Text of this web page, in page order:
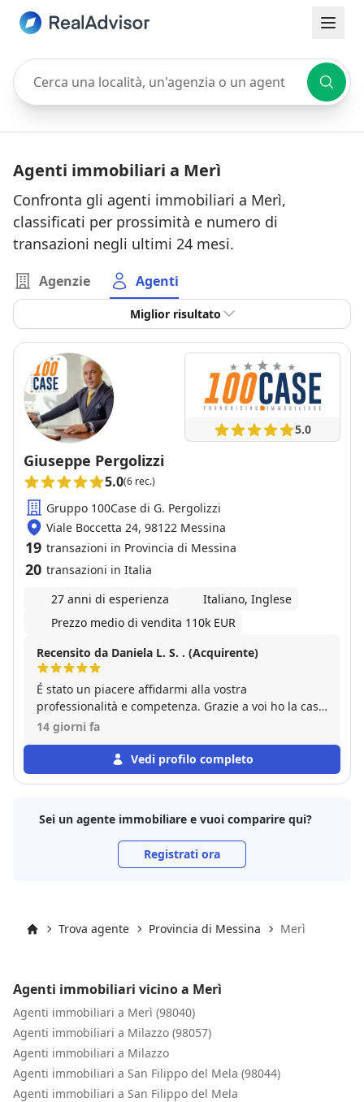
Cerca una località, un'agenzia o un agente
Agenti immobiliari a Merì
Confronta gli agenti immobiliari a Merì,
classificati per prossimità e numero di
transazioni negli ultimi 24 mesi.
Agenzie Agenti
Miglior risultato
5.0
Giuseppe Pergolizzi
5.0(6 rec.)
Gruppo 100Case di G. Pergolizzi
Viale Boccetta 24, 98122 Messina
19 transazioni in Provincia di Messina
20 transazioni in Italia
27 anni di esperienza
Italiano, Inglese
Prezzo medio di vendita 110k EUR
Recensito da Daniela L. S. . (Acquirente)
É stato un piacere affidarmi alla vostra
professionalità e competenza. Grazie a voi ho la casa
che desideravo.
14 giorni fa
Vedi profilo completo
Sei un agente immobiliare e vuoi comparire qui?
Registrati ora
Trova agente Provincia di Messina Merì
Agenti immobiliari vicino a Merì
Agenti immobiliari a Merì (98040)
Agenti immobiliari a Milazzo (98057)
Agenti immobiliari a Milazzo
Agenti immobiliari a San Filippo del Mela (98044)
Agenti immobiliari a San Filippo del Mela